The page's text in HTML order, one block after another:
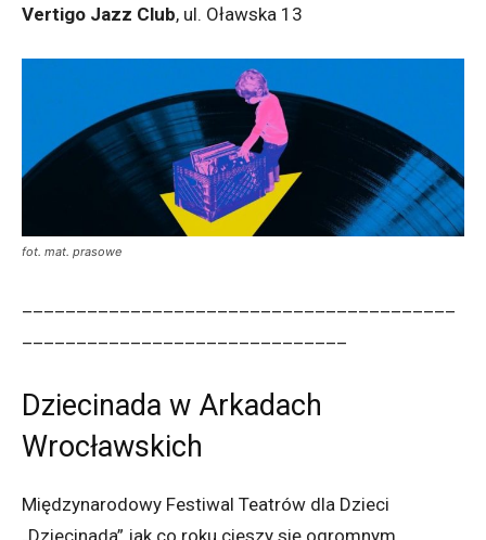
Vertigo Jazz Club, ul. Oławska 13
fot. mat. prasowe
Dziecinada w Arkadach
Wrocławskich
Międzynarodowy Festiwal Teatrów dla Dzieci